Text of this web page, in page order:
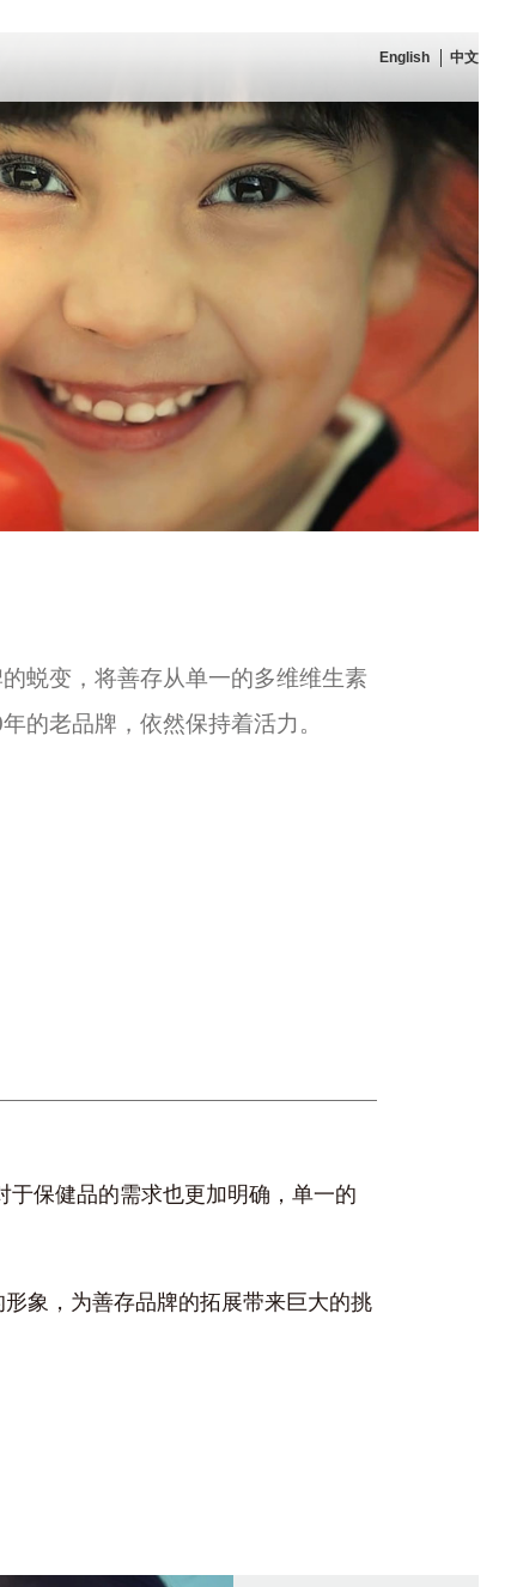
English 中文
蜕变，将善存从单一的多维维生素
的老品牌，依然保持着活力。
于保健品的需求也更加明确，单一的
象，为善存品牌的拓展带来巨大的挑